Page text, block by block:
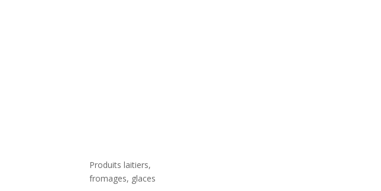
Produits laitiers,
fromages, glaces